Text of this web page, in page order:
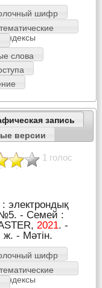
шифр
индексы
слова
запись
версии
1 голос
: электрондық
- Семей :
2021. -
- Мәтін.
шифр
индексы